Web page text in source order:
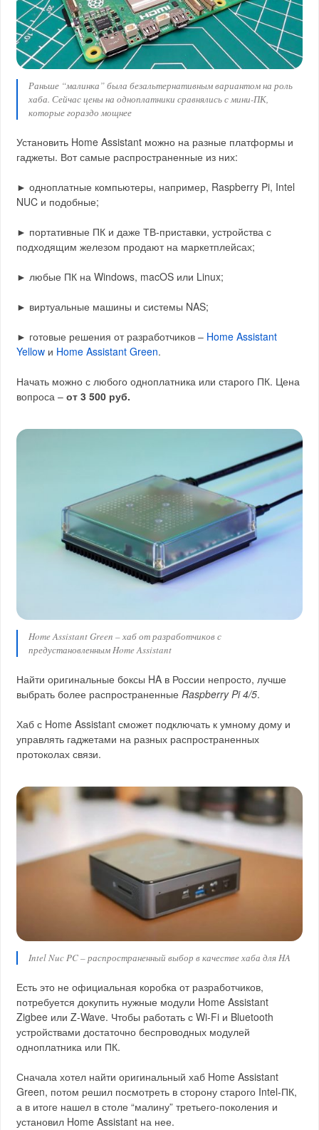
Раньше “малинка” была безальтернативным вариантом на роль
хаба. Сейчас цены на одноплатники сравнялись с мини-ПК,
которые гораздо мощнее
Установить Home Assistant можно на разные платформы и
гаджеты. Вот самые распространенные из них:
► одноплатные компьютеры, например, Raspberry Pi, Intel
NUC и подобные;
► портативные ПК и даже ТВ-приставки, устройства с
подходящим железом продают на маркетплейсах;
► любые ПК на Windows, macOS или Linux;
► виртуальные машины и системы NAS;
► готовые решения от разработчиков – Home Assistant
Yellow и Home Assistant Green.
Начать можно с любого одноплатника или старого ПК. Цена
вопроса –от 3 500 руб.
Home Assistant Green – хаб от разработчиков с
предустановленным Home Assistant
Найти оригинальные боксы HA в России непросто, лучше
выбрать более распространенные Raspberry Pi 4/5.
Хаб с Home Assistant сможет подключать к умному дому и
управлять гаджетами на разных распространенных
протоколах связи.
Intel Nuc PC – распространенный выбор в качестве хаба для HA
Есть это не официальная коробка от разработчиков,
потребуется докупить нужные модули Home Assistant
Zigbee или Z-Wave. Чтобы работать с Wi-Fi и Bluetooth
устройствами достаточно беспроводных модулей
одноплатника или ПК.
Сначала хотел найти оригинальный хаб Home Assistant
Green, потом решил посмотреть в сторону старого Intel-ПК,
а в итоге нашел в столе “малину” третьего-поколения и
установил Home Assistant на нее.